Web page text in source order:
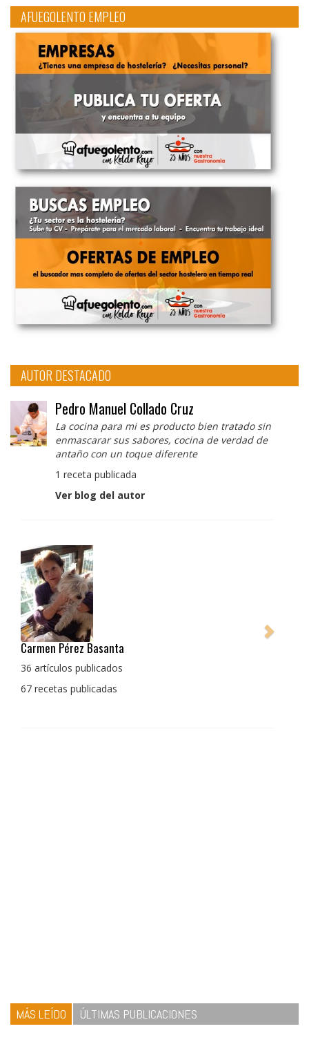
AFUEGOLENTO EMPLEO
AUTOR DESTACADO
Pedro Manuel Collado Cruz
La cocina para mi es producto bien tratado sin
enmascarar sus sabores, cocina de verdad de
antaño con un toque diferente
1 receta publicada
Ver blog del autor
Pedro Manuel Collado Cruz
La cocina para mi es producto bien tratado sin
con un toque diferente